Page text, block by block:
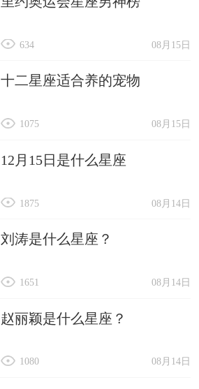
08月15日
634
十二星座适合养的宠物
08月15日
1075
12月15日是什么星座
08月14日
1875
刘涛是什么星座？
08月14日
1651
赵丽颖是什么星座？
08月14日
1080